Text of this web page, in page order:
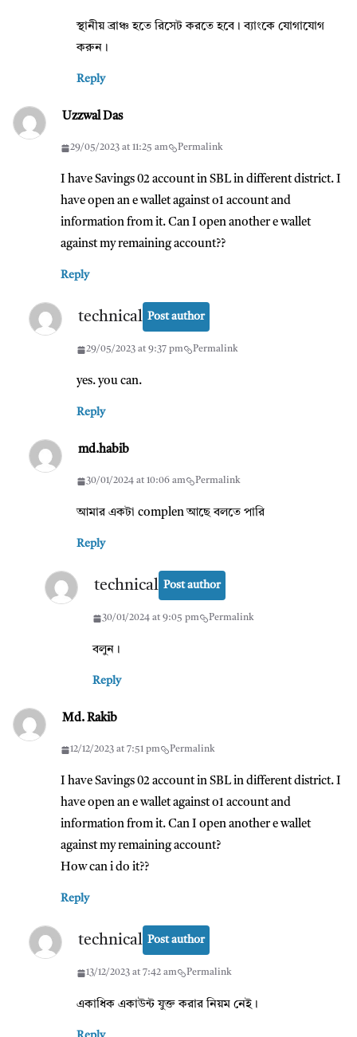
স্থানীয় ব্রাঞ্চ হতে রিসেট করতে হবে। ব্যাংকে যোগাযোগ
করুন।
Reply
Uzzwal Das
29/05/2023 at 11:25 am Permalink
I have Savings 02 account in SBL in different district. I
have open an e wallet against o1 account and
information from it. Can I open another e wallet
against my remaining account??
Reply
technical Post author
29/05/2023 at 9:37 pm Permalink
yes. you can.
Reply
md.habib
30/01/2024 at 10:06 am Permalink
আমার একটা complen আছে বলতে পারি
Reply
technical Post author
30/01/2024 at 9:05 pm Permalink
বলুন।
Reply
Md. Rakib
12/12/2023 at 7:51 pm Permalink
I have Savings 02 account in SBL in different district. I
have open an e wallet against o1 account and
information from it. Can I open another e wallet
against my remaining account?
How can i do it??
Reply
technical Post author
13/12/2023 at 7:42 am Permalink
একাধিক একাউন্ট যুক্ত করার নিয়ম নেই।